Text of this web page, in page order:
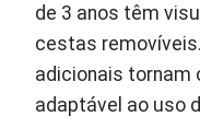
de 3 anos têm
cestas
adicionais tornam
adaptável ao uso